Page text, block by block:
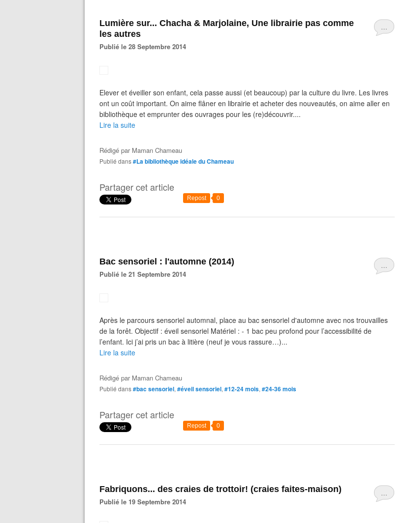
…
Lumière sur... Chacha & Marjolaine, Une librairie pas comme
les autres
Publié le 28 Septembre 2014
Elever et éveiller son enfant, cela passe aussi (et beaucoup) par la culture du livre. Les livres
ont un coût important. On aime flâner en librairie et acheter des nouveautés, on aime aller en
bibliothèque et emprunter des ouvrages pour les (re)découvrir....
Lire la suite
Rédigé par Maman Chameau
Publié dans#La bibliothèque idéale du Chameau
Partager cet article
Repost 0
…
Bac sensoriel : l'automne (2014)
Publié le 21 Septembre 2014
Après le parcours sensoriel automnal, place au bac sensoriel d'automne avec nos trouvailles
de la forêt. Objectif : éveil sensoriel Matériel : - 1 bac peu profond pour l’accessibilité de
l’enfant. Ici j’ai pris un bac à litière (neuf je vous rassure…)...
Lire la suite
Rédigé par Maman Chameau
Publié dans#bac sensoriel, #éveil sensoriel, #12-24 mois, #24-36 mois
Partager cet article
Repost 0
…
Fabriquons... des craies de trottoir! (craies faites-maison)
Publié le 19 Septembre 2014